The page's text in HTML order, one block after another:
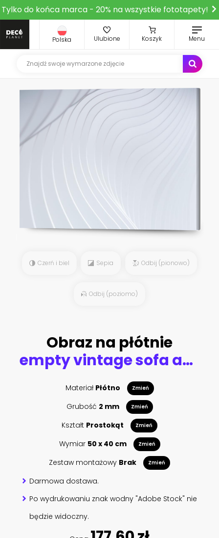
Tylko do końca marca - 20% na wszystkie fototapety!
Polska Ulubione Koszyk Menu
Czerń i biel Sepia Odbij (pionowo)
Odbij (poziomo)
Obraz na płótnie
empty vintage sofa and electric guitar with modern wood wall recording studio background. Music concept with nobody
Materiał Płótno Zmień
Grubość 2 mm Zmień
Kształt Prostokąt Zmień
Wymiar 50 x 40 cm Zmień
Zestaw montażowy Brak Zmień
Darmowa dostawa.
Po wydrukowaniu znak wodny "Adobe Stock" nie
będzie widoczny.